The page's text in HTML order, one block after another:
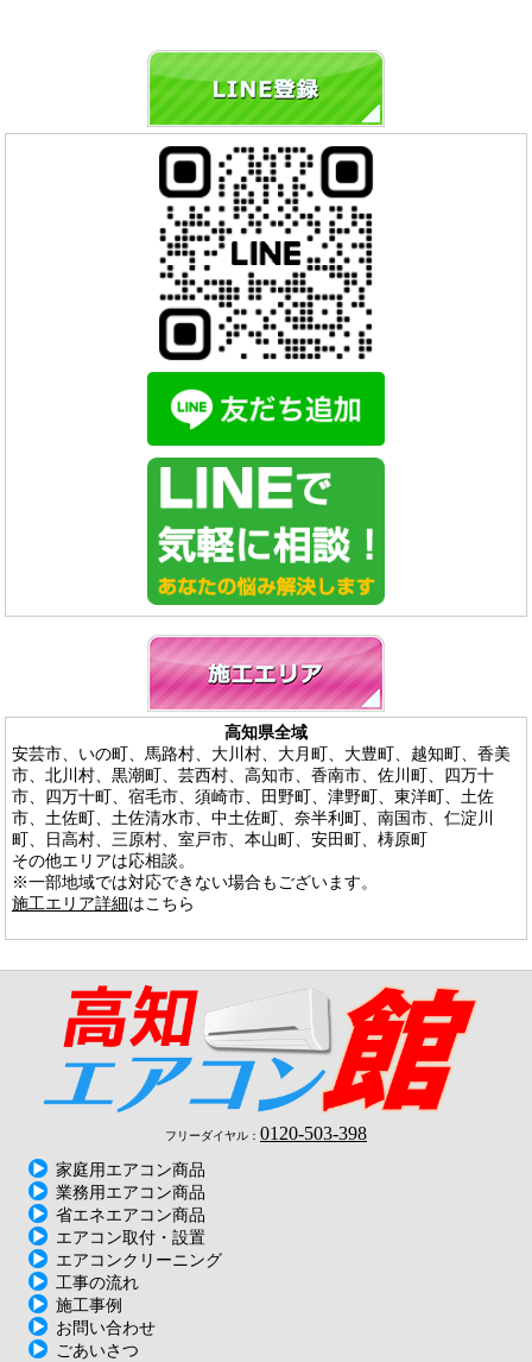
高知県全域
安芸市、いの町、馬路村、大川村、大月町、大豊町、越知町、香美
市、北川村、黒潮町、芸西村、高知市、香南市、佐川町、四万十
市、四万十町、宿毛市、須崎市、田野町、津野町、東洋町、土佐
市、土佐町、土佐清水市、中土佐町、奈半利町、南国市、仁淀川
町、日高村、三原村、室戸市、本山町、安田町、梼原町
その他エリアは応相談。
※一部地域では対応できない場合もございます。
施工エリア詳細 はこちら
フリーダイヤル： 0120-503-398
家庭用エアコン商品
業務用エアコン商品
省エネエアコン商品
エアコン取付・設置
エアコンクリーニング
工事の流れ
施工事例
お問い合わせ
ごあいさつ